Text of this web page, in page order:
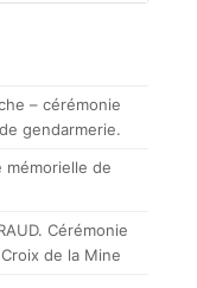
– cérémonie
gendarmerie.
mémorielle de
Cérémonie
de la Mine